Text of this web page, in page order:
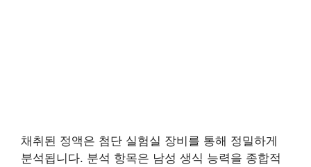
채취된 정액은 첨단 실험실 장비를 통해 정밀하게
분석됩니다. 분석 항목은 남성 생식 능력을 종합적